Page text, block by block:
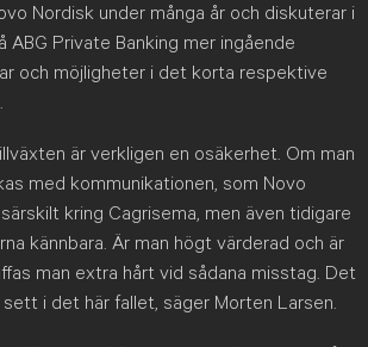
Nordisk under många år och diskuterar i
Private Banking mer ingående
och möjligheter i det korta respektive
är verkligen en osäkerhet. Om man
med kommunikationen, som Novo
kring Cagrisema, men även tidigare
kännbara. Är man högt värderad och är
man extra hårt vid sådana misstag. Det
i det här fallet, säger Morten Larsen.